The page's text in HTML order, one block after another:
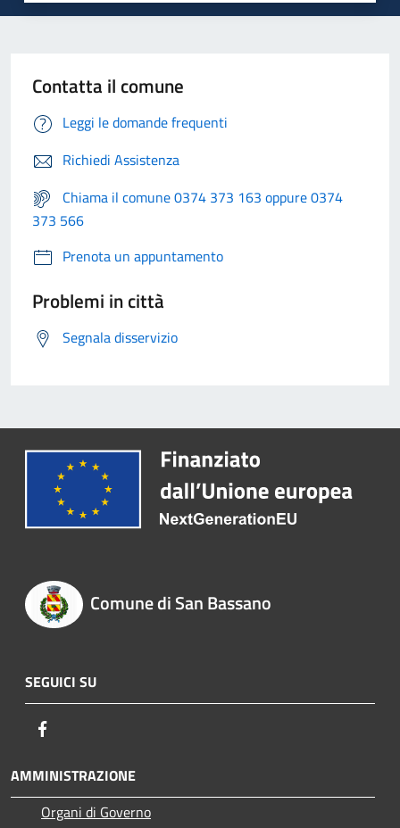
Contatta il comune
Leggi le domande frequenti
Richiedi Assistenza
Chiama il comune 0374 373 163 oppure 0374
373 566
Prenota un appuntamento
Problemi in città
Segnala disservizio
Comune di San Bassano
SEGUICI SU
AMMINISTRAZIONE
Organi di Governo